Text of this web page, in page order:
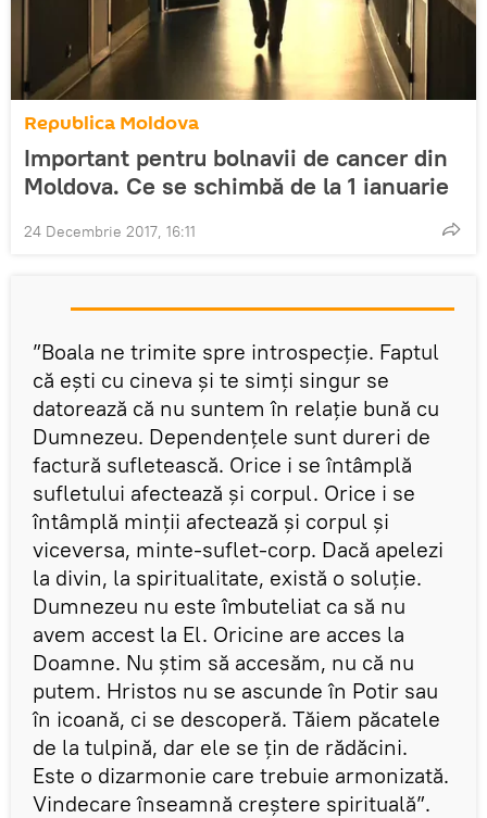
Republica Moldova
Important pentru bolnavii de cancer din
Moldova. Ce se schimbă de la 1 ianuarie
24 Decembrie 2017, 16:11
”Boala ne trimite spre introspecție. Faptul
că ești cu cineva și te simți singur se
datorează că nu suntem în relație bună cu
Dumnezeu. Dependențele sunt dureri de
factură sufletească. Orice i se întâmplă
sufletului afectează și corpul. Orice i se
întâmplă minții afectează și corpul și
viceversa, minte-suflet-corp. Dacă apelezi
la divin, la spiritualitate, există o soluție.
Dumnezeu nu este îmbuteliat ca să nu
avem accest la El. Oricine are acces la
Doamne. Nu știm să accesăm, nu că nu
putem. Hristos nu se ascunde în Potir sau
în icoană, ci se descoperă. Tăiem păcatele
de la tulpină, dar ele se țin de rădăcini.
Este o dizarmonie care trebuie armonizată.
Vindecare înseamnă creștere spirituală”.